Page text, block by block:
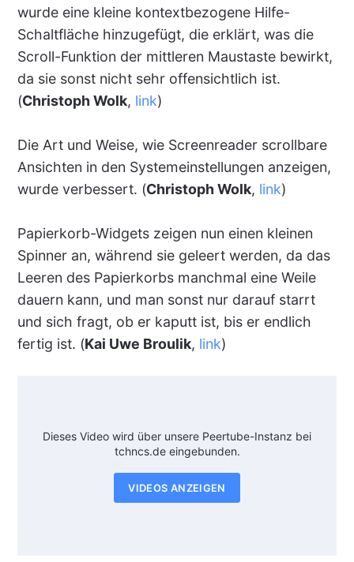
wurde eine kleine kontextbezogene Hilfe-
Schaltfläche hinzugefügt, die erklärt, was die
Scroll-Funktion der mittleren Maustaste bewirkt,
da sie sonst nicht sehr offensichtlich ist.
(Christoph Wolk, link)
Die Art und Weise, wie Screenreader scrollbare
Ansichten in den Systemeinstellungen anzeigen,
wurde verbessert. (Christoph Wolk, link)
Papierkorb-Widgets zeigen nun einen kleinen
Spinner an, während sie geleert werden, da das
Leeren des Papierkorbs manchmal eine Weile
dauern kann, und man sonst nur darauf starrt
und sich fragt, ob er kaputt ist, bis er endlich
fertig ist. (Kai Uwe Broulik, link)
Dieses Video wird über unsere Peertube-Instanz bei
tchncs.de eingebunden.
VIDEOS ANZEIGEN